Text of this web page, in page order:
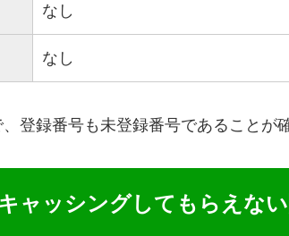
なし
なし
登録番号も未登録番号であることが
ャッシングしてもらえな